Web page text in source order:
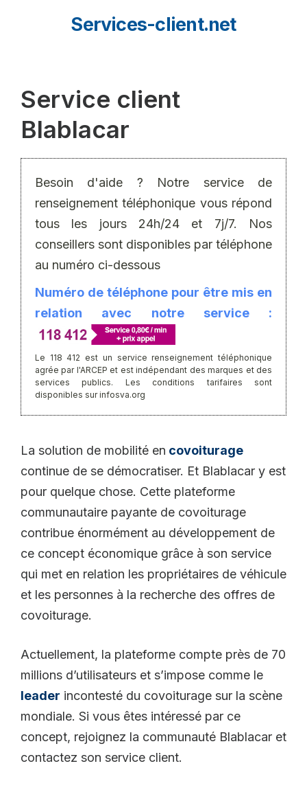
Services-client.net
Service client
Blablacar
Besoin d'aide ? Notre service de
renseignement téléphonique vous répond
tous les jours 24h/24 et 7j/7. Nos
conseillers sont disponibles par téléphone
au numéro ci-dessous
Numéro de téléphone pour être mis en
relation avec notre service :
Le 118 412 est un service renseignement téléphonique
agrée par l'ARCEP et est indépendant des marques et des
services publics. Les conditions tarifaires sont
disponibles sur infosva.org
La solution de mobilité en covoiturage
continue de se démocratiser. Et Blablacar y est
pour quelque chose. Cette plateforme
communautaire payante de covoiturage
contribue énormément au développement de
ce concept économique grâce à son service
qui met en relation les propriétaires de véhicule
et les personnes à la recherche des offres de
covoiturage.
Actuellement, la plateforme compte près de 70
millions d’utilisateurs et s’impose comme le
leader incontesté du covoiturage sur la scène
mondiale. Si vous êtes intéressé par ce
concept, rejoignez la communauté Blablacar et
contactez son service client.